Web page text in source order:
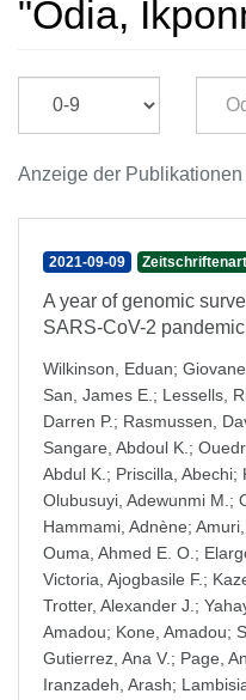
"Odia,
Anzeige der Publikationen
2021-09-09
A year of genomic
SARS-CoV-2
Wilkinson, Eduan;
San, James E. ; Lessells,
Darren P.; Rasmussen,
Sangare, Abdoul K. ;
Abdul K. ; Priscilla, Abechi;
Olubusuyi, Adewunmi M. ;
Hammami, Adnène;
Ouma, Ahmed E. O. ;
Victoria, Ajogbasile F. ;
Trotter, Alexander J. ;
Amadou; Kone, Amadou;
Gutierrez, Ana V. ; Page,
Iranzadeh, Arash;